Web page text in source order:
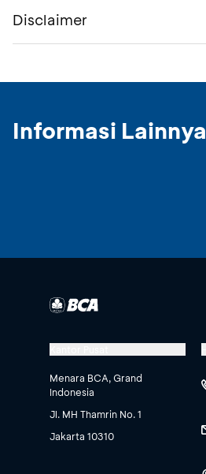
Disclaimer
Informasi Lainnya
Menara BCA, Grand
Indonesia
Jl. MH Thamrin No. 1
Jakarta 10310